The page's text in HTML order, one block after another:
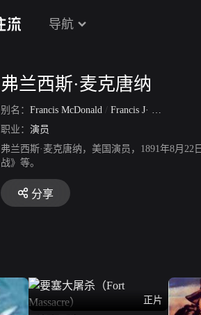
导航
弗兰西斯·麦克唐纳
别名： Francis McDonald / Francis J· MacDonald
职业： 演员
弗兰西斯·麦克唐纳，美国演员，1891年8月
战》等。
分享
正片